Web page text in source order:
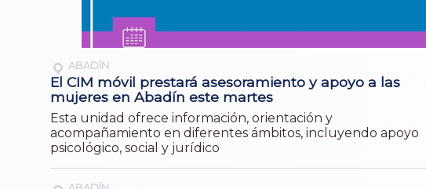
ABADÍN
El CIM móvil prestará asesoramiento y apoyo a las
mujeres en Abadín este martes
Esta unidad ofrece información, orientación y
acompañamiento en diferentes ámbitos, incluyendo apoyo
psicológico, social y jurídico